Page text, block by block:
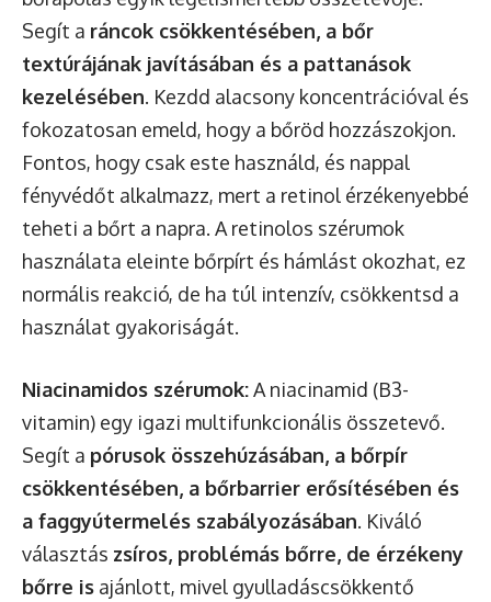
Segít a ráncok csökkentésében, a bőr
textúrájának javításában és a pattanások
kezelésében. Kezdd alacsony koncentrációval és
fokozatosan emeld, hogy a bőröd hozzászokjon.
Fontos, hogy csak este használd, és nappal
fényvédőt alkalmazz, mert a retinol érzékenyebbé
teheti a bőrt a napra. A retinolos szérumok
használata eleinte bőrpírt és hámlást okozhat, ez
normális reakció, de ha túl intenzív, csökkentsd a
használat gyakoriságát.
Niacinamidos szérumok:A niacinamid (B3-
vitamin) egy igazi multifunkcionális összetevő.
Segít a pórusok összehúzásában, a bőrpír
csökkentésében, a bőrbarrier erősítésében és
a faggyútermelés szabályozásában. Kiváló
választás zsíros, problémás bőrre, de érzékeny
bőrre is ajánlott, mivel gyulladáscsökkentő